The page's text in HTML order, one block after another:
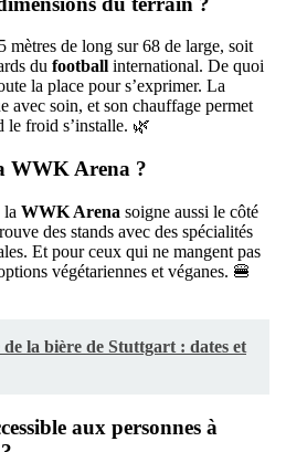
mètres de long sur 68 de large, soit
du football international. De quoi
la place pour s’exprimer. La
avec soin, et son chauffage permet
le froid s’installe. 🌿
WWK Arena ?
la WWK Arena soigne aussi le côté
des stands avec des spécialités
Et pour ceux qui ne mangent pas
végétariennes et véganes. 🍔
de la bière de Stuttgart : dates et
aux personnes à